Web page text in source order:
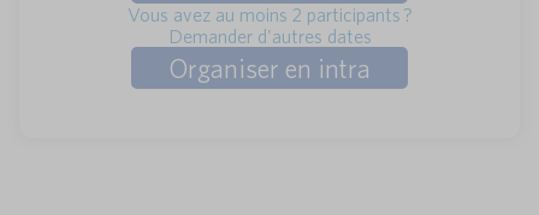
Vous avez au moins 2 participants ?
Demander d'autres dates
Organiser en intra